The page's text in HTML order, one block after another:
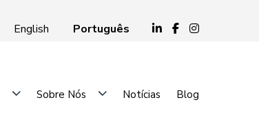
English Português
Sobre Nós Notícias Blog